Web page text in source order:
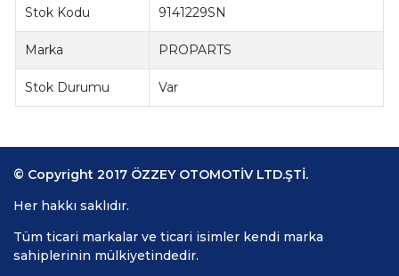
Stok Kodu 9141229SN
Marka PROPARTS
Stok Durumu Var
© Copyright 2017 ÖZZEY OTOMOTİV LTD.ŞTİ.
Her hakkı saklıdır.
Tüm ticari markalar ve ticari isimler kendi marka
sahiplerinin mülkiyetindedir.